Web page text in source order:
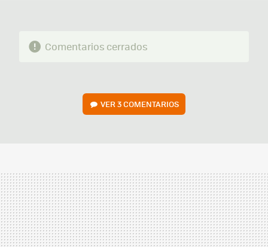
Comentarios cerrados
VER3 COMENTARIOS